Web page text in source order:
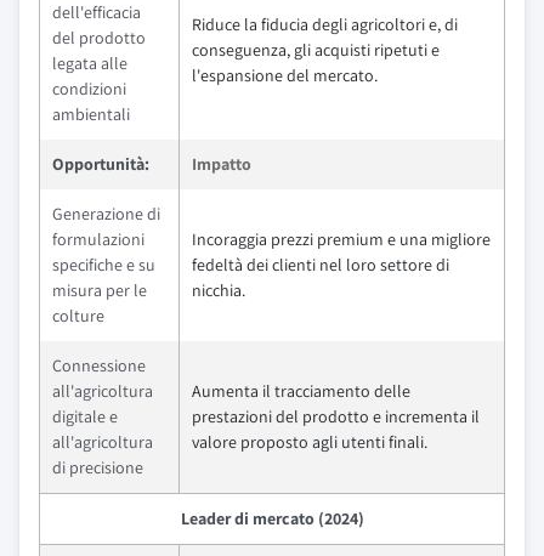
dell'efficacia
del prodotto
legata alle
condizioni
ambientali
Riduce la fiducia degli agricoltori e, di
conseguenza, gli acquisti ripetuti e
l'espansione del mercato.
Opportunità: Impatto
Generazione di
formulazioni
specifiche e su
misura per le
colture
Incoraggia prezzi premium e una migliore
fedeltà dei clienti nel loro settore di
nicchia.
Connessione
all'agricoltura
digitale e
all'agricoltura
di precisione
Aumenta il tracciamento delle
prestazioni del prodotto e incrementa il
valore proposto agli utenti finali.
Leader di mercato (2024)